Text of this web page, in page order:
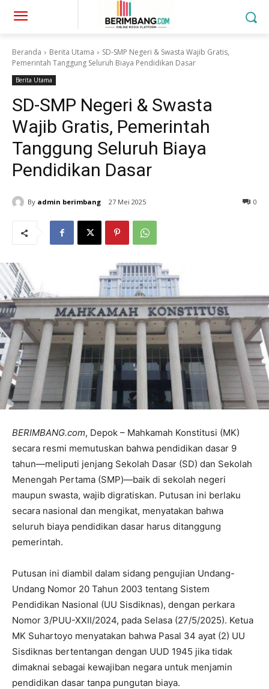
Beranda Berita Utama
SD-SMP Negeri & Swasta Wajib Gratis,
Pemerintah Tanggung Seluruh Biaya Pendidikan Dasar
Berita Utama
SD-SMP Negeri & Swasta
Wajib Gratis, Pemerintah
Tanggung Seluruh Biaya
Pendidikan Dasar
By admin berimbang 27 Mei 2025 0
BERIMBANG.com, Depok – Mahkamah Konstitusi (MK)
secara resmi memutuskan bahwa pendidikan dasar 9
tahun—meliputi jenjang Sekolah Dasar (SD) dan Sekolah
Menengah Pertama (SMP)—baik di sekolah negeri
maupun swasta, wajib digratiskan. Putusan ini berlaku
secara nasional dan mengikat, menyatakan bahwa
seluruh biaya pendidikan dasar harus ditanggung
pemerintah.
Putusan ini diambil dalam sidang pengujian Undang-
Undang Nomor 20 Tahun 2003 tentang Sistem
Pendidikan Nasional (UU Sisdiknas), dengan perkara
Nomor 3/PUU-XXII/2024, pada Selasa (27/5/2025). Ketua
MK Suhartoyo menyatakan bahwa Pasal 34 ayat (2) UU
Sisdiknas bertentangan dengan UUD 1945 jika tidak
dimaknai sebagai kewajiban negara untuk menjamin
pendidikan dasar tanpa pungutan biaya.